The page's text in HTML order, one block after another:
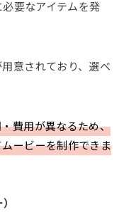
必要なアイテムを発
意されており、選べ
費用が異なるため、
ービーを制作できま